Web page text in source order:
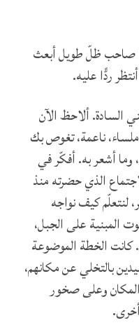
صاحب ظلّ طويل أبعث
ردًّا عليه.
السادة. ألاحظ الآن
ملساء، ناعمة، تغوص بك
وما أشعر به. أفكّر في
الذي حضرته منذ
لنتعلّم كيف نواجه
المبنية على الجبل،
الخطة الموضوعة
بالتخلي عن مكانهم،
المكان وعلى صخور